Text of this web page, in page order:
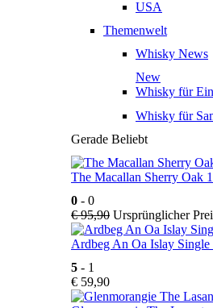
USA
Themenwelt
Whisky News
New
Whisky für
Whisky für
Gerade Beliebt
The Macallan Sherry Oak
0 - 0
€95,90 Ursprünglicher
Ardbeg An Oa Islay
5 - 1
€ 59,90